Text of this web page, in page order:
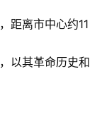
距离市中心约11
以其革命历史和